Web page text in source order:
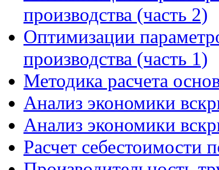
производства (часть 2)
Оптимизации
производства (часть 1)
Методика расчета
Анализ экономики
Анализ экономики
Расчет себестоимости